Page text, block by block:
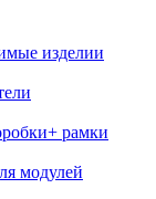
изделии
рамки
модулей